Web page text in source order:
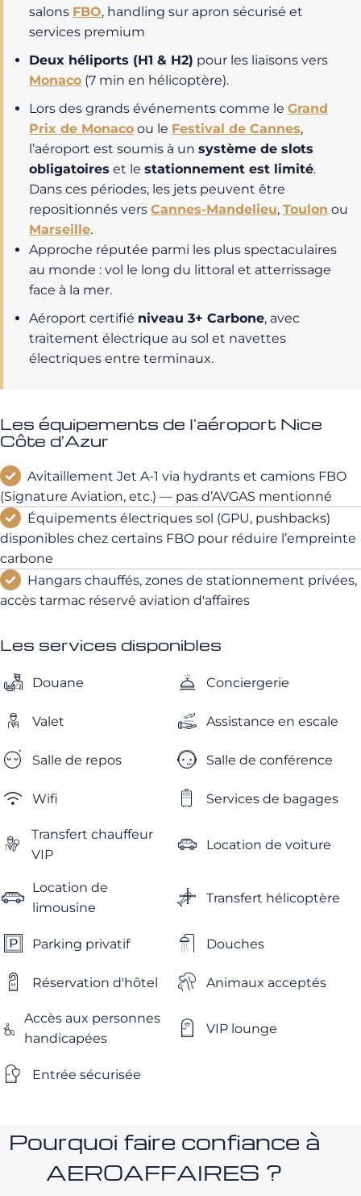
salons FBO, handling sur apron sécurisé et
services premium
Deux héliports (H1 & H2) pour les liaisons vers
Monaco (7 min en hélicoptère).
Lors des grands événements comme le Grand
Prix de Monaco ou le Festival de Cannes,
l’aéroport est soumis à un système de slots
obligatoires et le stationnement est limité.
Dans ces périodes, les jets peuvent être
repositionnés vers Cannes-Mandelieu, Toulon ou
Marseille.
Approche réputée parmi les plus spectaculaires
au monde : vol le long du littoral et atterrissage
face à la mer.
Aéroport certifié niveau 3+ Carbone, avec
traitement électrique au sol et navettes
électriques entre terminaux.
Les équipements de l'aéroport Nice
Côte d’Azur
Avitaillement Jet A‑1 via hydrants et camions FBO
(Signature Aviation, etc.) — pas d’AVGAS mentionné
Équipements électriques sol (GPU, pushbacks)
disponibles chez certains FBO pour réduire l’empreinte
carbone
Hangars chauffés, zones de stationnement privées,
accès tarmac réservé aviation d'affaires
Les services disponibles
Douane Conciergerie
Valet Assistance en escale
Salle de repos Salle de conférence
Wifi Services de bagages
Transfert chauffeur
VIP
Location de voiture
Location de
limousine
Transfert hélicoptère
Parking privatif Douches
Réservation d'hôtel Animaux acceptés
Accès aux personnes
handicapées
VIP lounge
Entrée sécurisée
Pourquoi faire confiance à
AEROAFFAIRES ?